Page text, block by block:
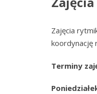
Zajęcia
koordynację
Terminy